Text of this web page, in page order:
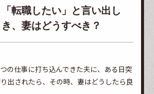
転職したい」と言い出し
、妻はどうすべき？
の仕事に打ち込んできた夫に、ある日突
出されたら、その時、妻はどうしたら良